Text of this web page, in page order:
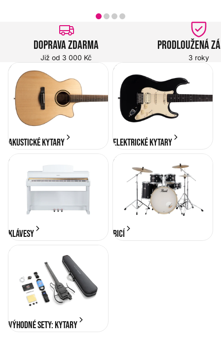
Doprava zdarma
Již od 3 000 Kč
Prodloužená
3 roky
Akustické kytary
Akustické kytary
Elektrické kytary
Elektrické kytary
KLÁVESY
KLÁVESY
BICÍ
BICÍ
Výhodné sety: Kytary
Výhodné sety: Kytary